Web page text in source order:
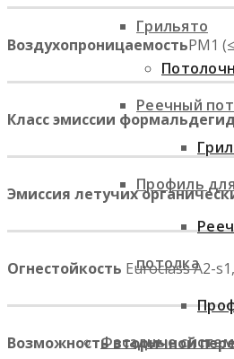
Грильято
Реечный
Профиль
потолка
Фасадные
ВоздухопроницаемостьPM1
Класс эмиссии
Эмиссия летучих
Огнестойкость Euroclass A2-
Возможность вторичной